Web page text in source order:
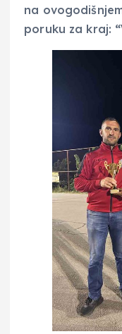
na
poruku za kraj: